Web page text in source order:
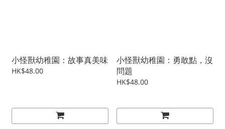
小怪獸幼稚園：故事真美味
HK$48.00
小怪獸幼稚園：勇敢點，沒
問題
HK$48.00